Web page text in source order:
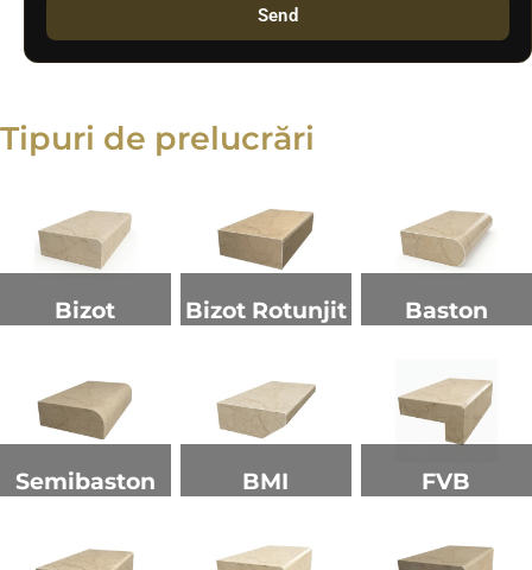
Send
Tipuri de prelucrări
Bizot Bizot Rotunjit Baston
Semibaston BMI FVB